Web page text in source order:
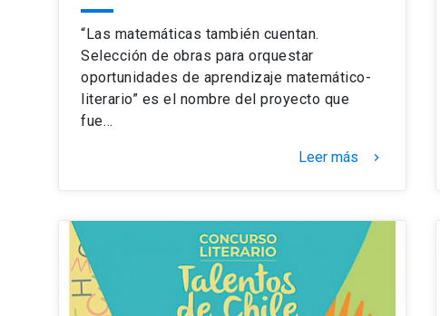
“Las matemáticas también cuentan.
Selección de obras para orquestar
oportunidades de aprendizaje matemático-
literario” es el nombre del proyecto que
fue…
Leer más keyboard_arrow_right